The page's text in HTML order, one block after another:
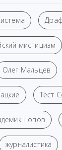
мистицизм
Олег Мальцев
Тест
Попов
журналистика